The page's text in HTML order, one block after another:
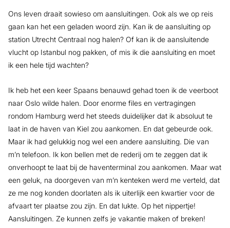
Ons leven draait sowieso om aansluitingen. Ook als we op reis
gaan kan het een geladen woord zijn. Kan ik de aansluiting op
station Utrecht Centraal nog halen? Of kan ik de aansluitende
vlucht op Istanbul nog pakken, of mis ik die aansluiting en moet
ik een hele tijd wachten?
Ik heb het een keer Spaans benauwd gehad toen ik de veerboot
naar Oslo wilde halen. Door enorme files en vertragingen
rondom Hamburg werd het steeds duidelijker dat ik absoluut te
laat in de haven van Kiel zou aankomen. En dat gebeurde ook.
Maar ik had gelukkig nog wel een andere aansluiting. Die van
m’n telefoon. Ik kon bellen met de rederij om te zeggen dat ik
onverhoopt te laat bij de haventerminal zou aankomen. Maar wat
een geluk, na doorgeven van m’n kenteken werd me verteld, dat
ze me nog konden doorlaten als ik uiterlijk een kwartier voor de
afvaart ter plaatse zou zijn. En dat lukte. Op het nippertje!
Aansluitingen. Ze kunnen zelfs je vakantie maken of breken!